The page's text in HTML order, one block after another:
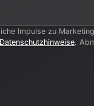
Impulse zu
Datenschutzhinweise.